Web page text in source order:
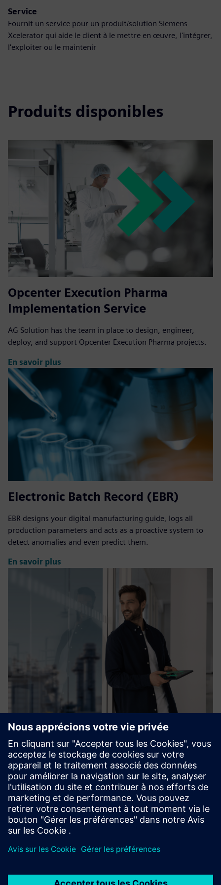
Service
Fournit un service pour un produit/solution Siemens
Xcelerator qui aide le client à le mettre en œuvre, l'intégrer,
l'exploiter ou le maintenir
Produits disponibles
Opcenter Execution Pharma
Implementation Service
AG Solution has the team in place to design, engineer,
deploy, and support Opcenter Execution Pharma projects.
En savoir plus
Electronic Batch Record (EBR)
EBR designs your digital manufacturing guide, logs all
production parameters and acts as a proactive system to
detect anomalies and even predict them.
En savoir plus
Process Control System SIMATIC
PCS neo & SIMIT
Migrating or building a PCS from scratch is our nature.
Now, we have stepped into a new era called SIMATIC PCS
neo, easily accessible everywhere!
En savoir plus